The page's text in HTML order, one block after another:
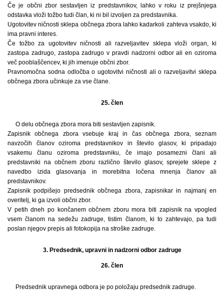
Če je občni zbor sestavljen iz predstavnikov, lahko v roku iz prejšnjega
odstavka vloži tožbo tudi član, ki ni bil izvoljen za predstavnika.
Ugotovitev ničnosti sklepa občnega zbora lahko kadarkoli zahteva vsakdo, ki
ima pravni interes.
Če tožbo za ugotovitev ničnosti ali razveljavitev sklepa vloži organ, ki
zastopa zadrugo, zastopa zadrugo v pravdi nadzorni odbor ali en oziroma
več pooblaščencev, ki jih imenuje občni zbor.
Pravnomočna sodna odločba o ugotovitvi ničnosti ali o razveljavitvi sklepa
občnega zbora učinkuje za vse člane.
25. člen
O delu občnega zbora mora biti sestavljen zapisnik.
Zapisnik občnega zbora vsebuje kraj in čas občnega zbora, seznam
navzočih članov oziroma predstavnikov in število glasov, ki pripadajo
vsakemu članu oziroma predstavniku, če imajo posamezni člani ali
predstavniki na občnem zboru različno število glasov, sprejete sklepe z
navedbo izida glasovanja in morebitna ločena mnenja članov ali
predstavnikov.
Zapisnik podpišejo predsednik občnega zbora, zapisnikar in najmanj en
overitelj, ki ga izvoli občni zbor.
V petih dneh po končanem občnem zboru mora biti zapisnik na vpogled
vsem članom na sedežu zadruge, tistim članom, ki to zahtevajo, pa tudi
poslan njegov prepis ali fotokopija na stroške zadruge.
3. Predsednik, upravni in nadzorni odbor zadruge
26. člen
Predsednik upravnega odbora je po položaju predsednik zadruge.